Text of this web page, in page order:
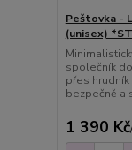
Peštovka -
(unisex)
společník
přes
bezpečně a
1 390 Kč/